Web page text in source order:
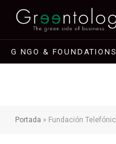
G NGO & FOUNDATIONS
Portada » Fundación Telefónica